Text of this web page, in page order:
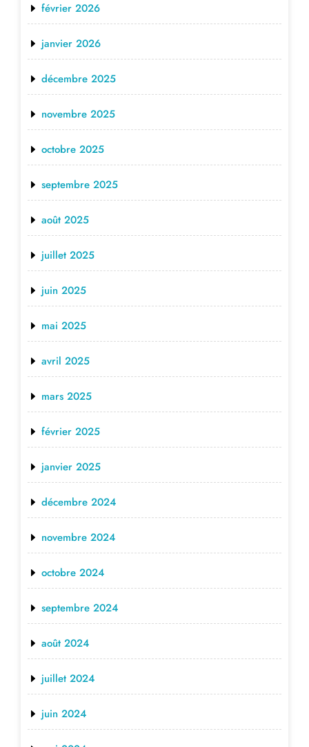
février 2026
janvier 2026
décembre 2025
novembre 2025
octobre 2025
septembre 2025
août 2025
juillet 2025
juin 2025
mai 2025
avril 2025
mars 2025
février 2025
janvier 2025
décembre 2024
novembre 2024
octobre 2024
septembre 2024
août 2024
juillet 2024
juin 2024